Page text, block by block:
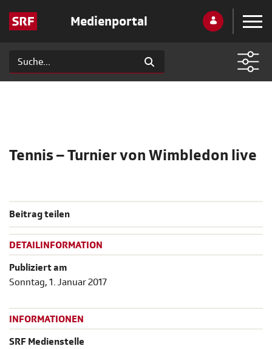
Medienportal
Tennis – Turnier von Wimbledon live
Beitrag teilen
DETAILINFORMATION
Publiziert am
Sonntag, 1. Januar 2017
INFORMATIONEN
SRF Medienstelle